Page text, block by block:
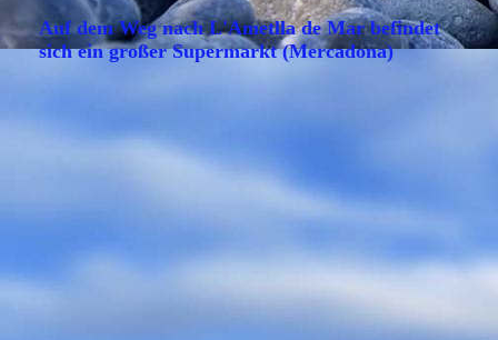
Auf dem Weg nach L'Ametlla de Mar befindet
sich ein großer Supermarkt (Mercadona)